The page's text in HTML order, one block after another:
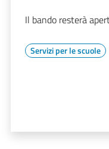
Il bando resterà
Servizi per le scuole